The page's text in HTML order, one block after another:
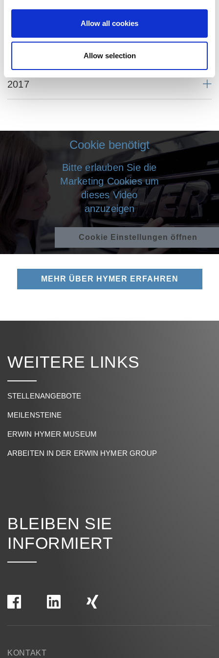
Allow all cookies
Allow selection
2017
Cookie benötigt
Bitte erlauben Sie die
Marketing Cookies um
dieses Video
anzuzeigen
Cookie Einstellungen öffnen
MEHR ÜBER HYMER ERFAHREN
WEITERE LINKS
STELLENANGEBOTE
MEILENSTEINE
ERWIN HYMER MUSEUM
ARBEITEN IN DER ERWIN HYMER GROUP
BLEIBEN SIE
INFORMIERT
KONTAKT